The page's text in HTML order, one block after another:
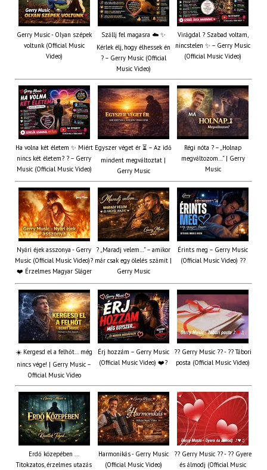
Gerry Music - Olyan szépek
voltunk (Official Music
Video)
Szállj fel magasra ☁️ ✨
Kérlek élj, hogy élhessek én
? – Gerry Music (Official
Music Video)
Virágdal ? Szabad voltam,
nincstelen ✨ – Gerry Music
(Official Music Video)
Ha volna két életem ✨ Miért
nincs két életem? ? – Gerry
Music (Official Music Video)
Egyszer véget ér ⏳ – Az idő
mindent megváltoztat |
Gerry Music
Régi nóta ? – „Holnap
megváltozom…” | Gerry
Music
Nyári éjek asszonya - Gerry
Music (Official Music Video)?
❤️ Érzelmes Magyar Sláger
? „Maradj velem…” – amikor
már csak egy ölelés számít |
Gerry Music
Érints meg – Gerry Music
(Official Music Video) ??
☀️ Kergesd el a felhőt… még
nincs vége! | Gerry Music –
Official Music Video
Érj hozzám – Gerry Music
(Official Music Video) ❤️?
?? Gerry Music ?? - ?? Tábori
posta (Official Music Video)
Erdő közepében ...
Titokzatos, érzelmes utazás
Harmonikás - Gerry Music
(Official Music Video)
?? Gerry Music ?? - ?? Gyere
és álmodj (Official Music